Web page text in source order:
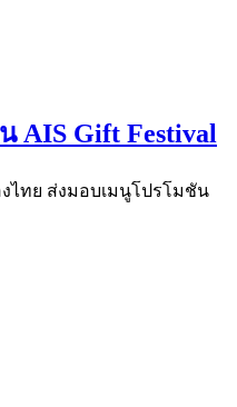
AIS Gift Festival
ไทย ส่งมอบเมนูโปรโมชัน